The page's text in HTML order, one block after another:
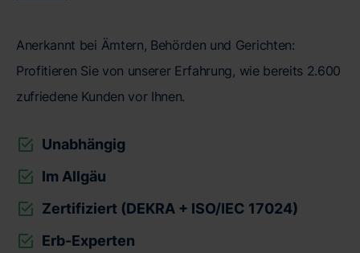
Anerkannt bei Ämtern, Behörden und Gerichten:
Profitieren Sie von unserer Erfahrung, wie bereits 2.600
zufriedene Kunden vor Ihnen.
Unabhängig
Im Allgäu
Zertifiziert (DEKRA + ISO/IEC 17024)
Erb-Experten